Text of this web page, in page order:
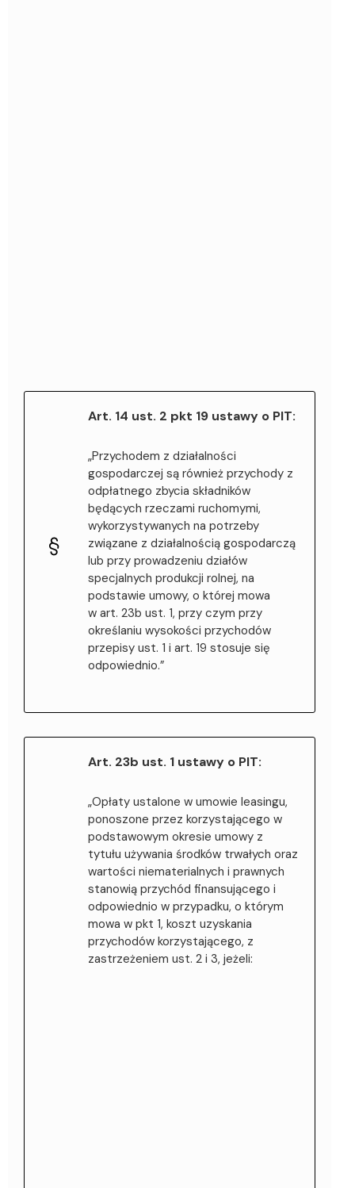
Art. 14 ust. 2 pkt 19 ustawy o PIT:
„Przychodem z działalności
gospodarczej są również przychody z
odpłatnego zbycia składników
będących rzeczami ruchomymi,
wykorzystywanych na potrzeby
związane z działalnością gospodarczą
lub przy prowadzeniu działów
specjalnych produkcji rolnej, na
podstawie umowy, o której mowa
w art. 23b ust. 1, przy czym przy
określaniu wysokości przychodów
przepisy ust. 1 i art. 19 stosuje się
odpowiednio.”
Art. 23b ust. 1 ustawy o PIT:
„Opłaty ustalone w umowie leasingu,
ponoszone przez korzystającego w
podstawowym okresie umowy z
tytułu używania środków trwałych oraz
wartości niematerialnych i prawnych
stanowią przychód finansującego i
odpowiednio w przypadku, o którym
mowa w pkt 1, koszt uzyskania
przychodów korzystającego, z
zastrzeżeniem ust. 2 i 3, jeżeli: